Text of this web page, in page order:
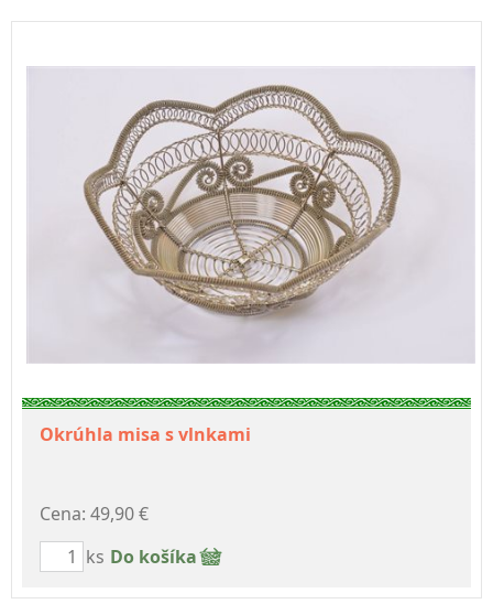
Okrúhla misa s vlnkami
Cena: 49,90 €
ks Do košíka